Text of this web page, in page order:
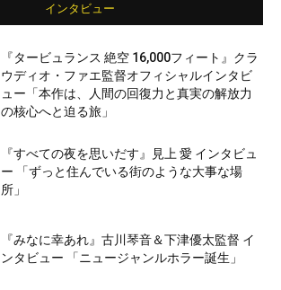
インタビュー
『タービュランス 絶空 16,000フィート』クラ
ウディオ・ファエ監督オフィシャルインタビ
ュー「本作は、人間の回復力と真実の解放力
の核心へと迫る旅」
『すべての夜を思いだす』見上 愛 インタビュ
ー 「ずっと住んでいる街のような大事な場
所」
『みなに幸あれ』古川琴音＆下津優太監督 イ
ンタビュー 「ニュージャンルホラー誕生」